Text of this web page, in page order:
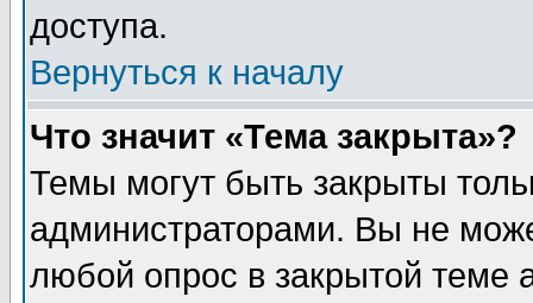
доступа.
Вернуться к началу
Что значит «Тема закрыта»?
Темы могут быть закрыты
администраторами. Вы не
любой опрос в закрытой теме